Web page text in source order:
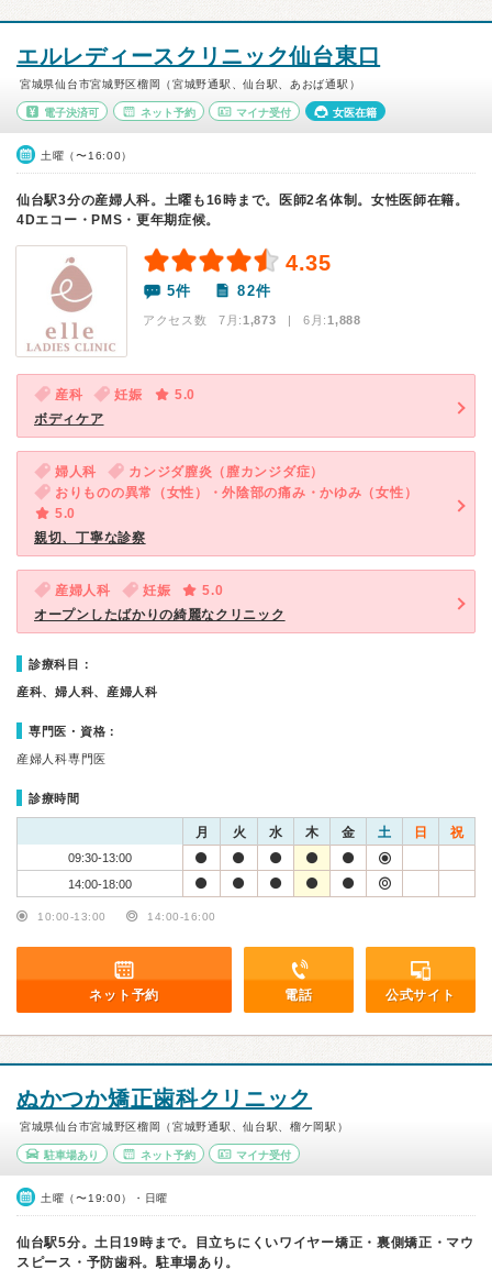
エルレディースクリニック仙台東口
宮城県仙台市宮城野区榴岡（宮城野通駅、仙台駅、あおば通駅）
電子決済可 ネット予約 マイナ受付 女医在籍
土曜（〜16:00）
仙台駅3分の産婦人科。土曜も16時まで。医師2名体制。女性医師在籍。
4Dエコー・PMS・更年期症候。
4.35
5件 82件
アクセス数 7月:1,873 | 6月:1,888
産科 妊娠
5.0
ボディケア
婦人科
カンジダ膣炎（膣カンジダ症）
おりものの異常（女性）・外陰部の痛み・かゆみ（女性）
5.0
親切、丁寧な診察
産婦人科 妊娠
5.0
オープンしたばかりの綺麗なクリニック
診療科目：
産科、婦人科、産婦人科
専門医・資格：
産婦人科専門医
診療時間
月 火 水 木 金 土 日 祝
09:30-13:00
14:00-18:00
10:00-13:00 14:00-16:00
ネット予約 電話 公式サイト
ぬかつか矯正歯科クリニック
宮城県仙台市宮城野区榴岡（宮城野通駅、仙台駅、榴ケ岡駅）
駐車場あり ネット予約 マイナ受付
土曜（〜19:00）・日曜
仙台駅5分。土日19時まで。目立ちにくいワイヤー矯正・裏側矯正・マウ
スピース・予防歯科。駐車場あり。